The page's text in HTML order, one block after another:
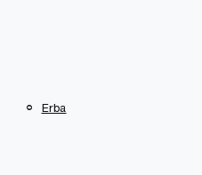
Erba